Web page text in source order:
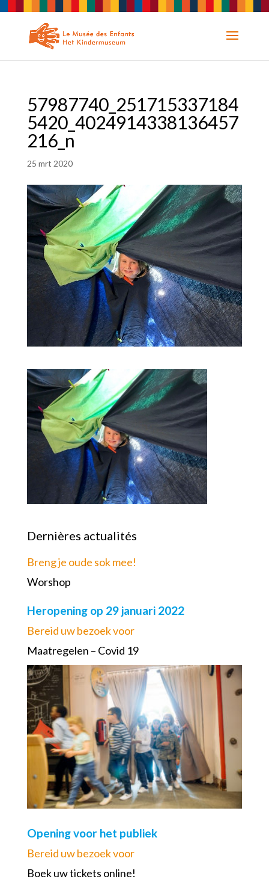
57987740_251715337184
5420_4024914338136457
216_n
25 mrt 2020
Dernières actualités
Breng je oude sok mee!
Worshop
Heropening op 29 januari 2022
Bereid uw bezoek voor
Maatregelen – Covid 19
Opening voor het publiek
Bereid uw bezoek voor
Boek uw tickets online!